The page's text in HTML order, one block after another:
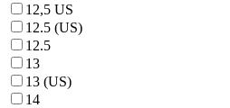
12,5 US
12.5 (US)
12.5
13
13 (US)
14